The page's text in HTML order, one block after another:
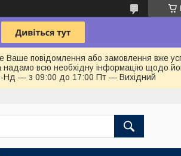
повідомлення або замовлення вже
всю необхідну інформацію щодо
Нд — з 09:00 до 17:00 Пт — Вихідний